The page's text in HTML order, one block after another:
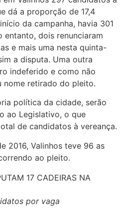
dá a proporção de 17,4
da campanha, havia 301
entanto, dois renunciaram
e mais uma nesta quinta-
a disputa. Uma outra
indeferido e como não
nome retirado do pleito.
política da cidade, serão
ao Legislativo, o que
de candidatos à vereança.
2016, Valinhos teve 96 as
ao pleito.
por vaga